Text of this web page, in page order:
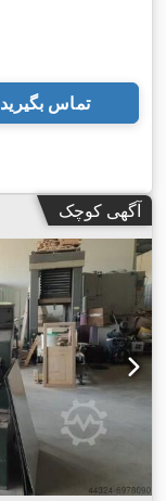
تماس بگیرید
آگهی کوچک